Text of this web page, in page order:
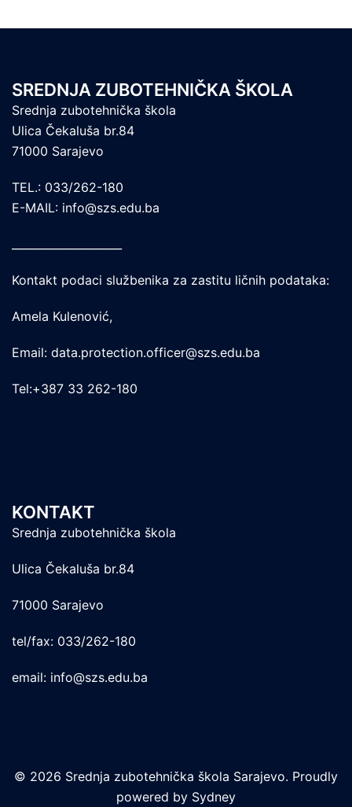
SREDNJA ZUBOTEHNIČKA ŠKOLA
Srednja zubotehnička škola
Ulica Čekaluša br.84
71000 Sarajevo
TEL.: 033/262-180
E-MAIL: info@szs.edu.ba
Kontakt podaci službenika za zastitu ličnih podataka:
Amela Kulenović,
Email: data.protection.officer@szs.edu.ba
Tel:+387 33 262-180
KONTAKT
Srednja zubotehnička škola
Ulica Čekaluša br.84
71000 Sarajevo
tel/fax: 033/262-180
email: info@szs.edu.ba
© 2026 Srednja zubotehnička škola Sarajevo. Proudly
powered by Sydney